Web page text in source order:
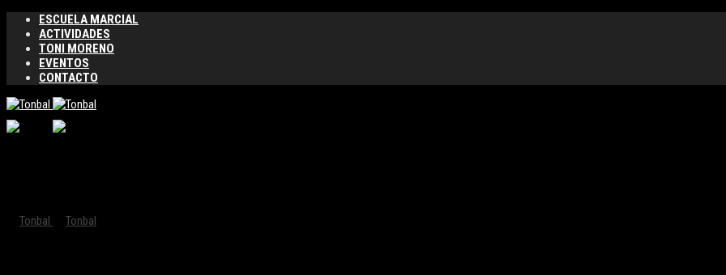
ESCUELA MARCIAL
ACTIVIDADES
TONI MORENO
EVENTOS
CONTACTO